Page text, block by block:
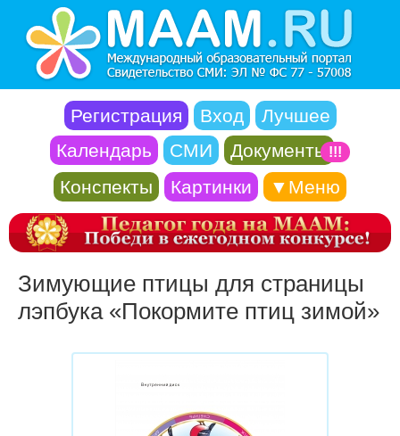
Регистрация Вход
Лучшее
Календарь
СМИ Документы !!!
Конспекты Картинки ▼Меню
Зимующие птицы для страницы
лэпбука «Покормите птиц зимой»